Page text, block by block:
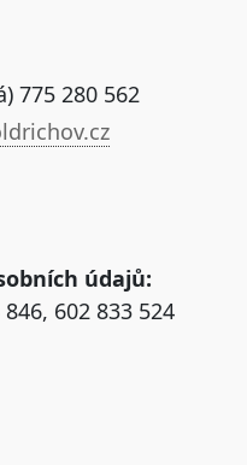
775 280 562
údajů:
602 833 524